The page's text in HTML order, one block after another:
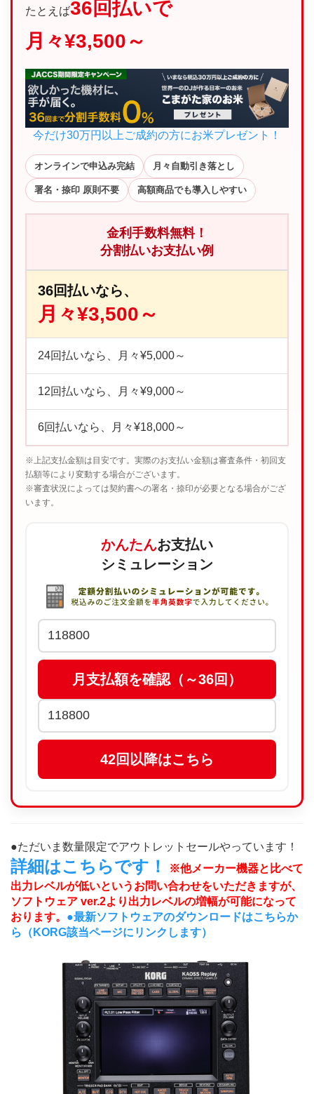
たとえば36回払いで
月々¥3,500～
今だけ30万円以上ご成約の方にお米プレゼント！
オンラインで申込み完結 月々自動引き落とし
署名・捺印 原則不要 高額商品でも導入しやすい
金利手数料無料！
分割払いお支払い例
36回払いなら、
月々¥3,500～
24回払いなら、月々¥5,000～
12回払いなら、月々¥9,000～
6回払いなら、月々¥18,000～
※上記支払金額は目安です。実際のお支払い金額は審査条件・初回支
払額等により変動する場合がございます。
※審査状況によっては契約書への署名・捺印が必要となる場合がござ
います。
かんたんお支払い
シミュレーション
●ただいま数量限定でアウトレットセールやっています！
詳細はこちらです！
※他メーカー機器と比べて
出力レベルが低いというお問い合わせをいただきますが、
ソフトウェア ver.2より出力レベルの増幅が可能になって
おります。 ●最新ソフトウェアのダウンロードはこちらか
ら（KORG該当ページにリンクします）